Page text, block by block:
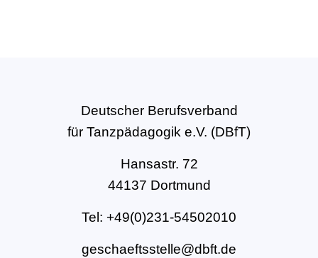
Deutscher Berufsverband
für Tanzpädagogik e.V. (DBfT)
Hansastr. 72
44137 Dortmund
Tel: +49(0)231-54502010
geschaeftsstelle@dbft.de